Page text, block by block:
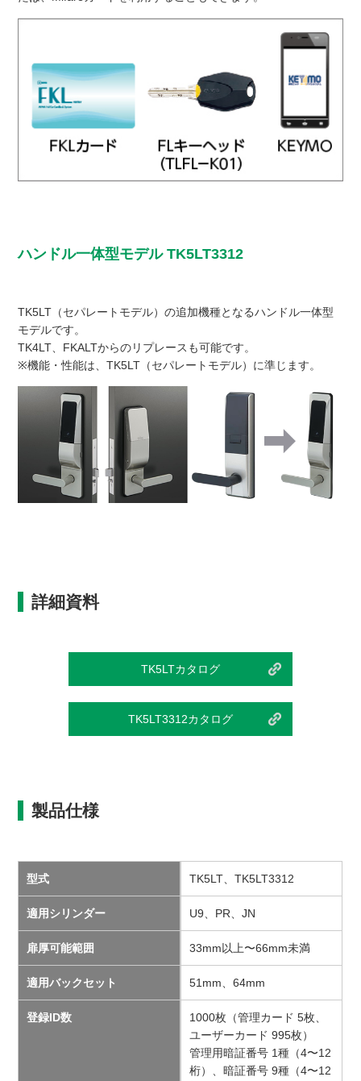
ハンドル一体型モデル TK5LT3312
TK5LT（セパレートモデル）の追加機種となるハンドル一体型
モデルです。
TK4LT、FKALTからのリプレースも可能です。
※機能・性能は、TK5LT（セパレートモデル）に準じます。
詳細資料
TK5LTカタログ
TK5LT3312カタログ
製品仕様
型式 TK5LT、TK5LT3312
適用シリンダー U9、PR、JN
扉厚可能範囲 33mm以上〜66mm未満
適用バックセット 51mm、64mm
登録ID数
1000枚（管理カード 5枚、
ユーザーカード 995枚）
管理用暗証番号 1種（4〜12
桁）、暗証番号 9種（4〜12